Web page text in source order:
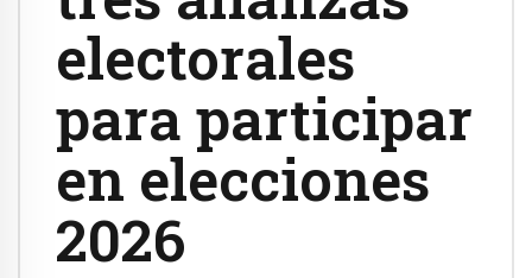
electorales
para participar
en elecciones
2026